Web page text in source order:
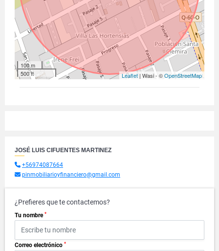
100 m
500 ft
Leaflet | Wasi - ©OpenStreetMap
JOSÉ LUIS CIFUENTES MARTINEZ
+56974087664
pinmobiliarioyfinanciero@gmail.com
¿Prefieres que te contactemos?
Tu nombre *
Correo electrónico *